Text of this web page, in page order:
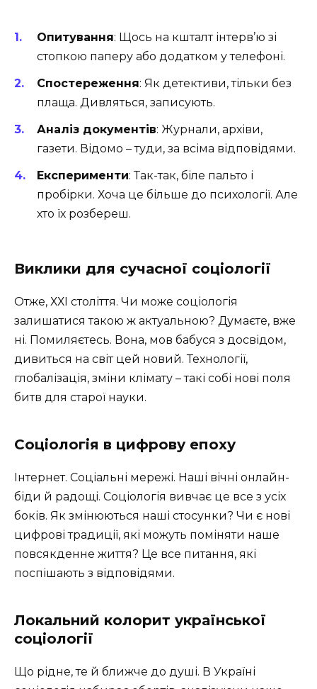
Опитування: Щось на кшталт інтерв’ю зі
стопкою паперу або додатком у телефоні.
Спостереження: Як детективи, тільки без
плаща. Дивляться, записують.
Аналіз документів: Журнали, архіви,
газети. Відомо – туди, за всіма відповідями.
Експерименти: Так-так, біле пальто і
пробірки. Хоча це більше до психології. Але
хто їх розбереш.
Виклики для сучасної соціології
Отже, ХХІ століття. Чи може соціологія
залишатися такою ж актуальною? Думаєте, вже
ні. Помиляєтесь. Вона, мов бабуся з досвідом,
дивиться на світ цей новий. Технології,
глобалізація, зміни клімату – такі собі нові поля
битв для старої науки.
Соціологія в цифрову епоху
Інтернет. Соціальні мережі. Наші вічні онлайн-
біди й радощі. Соціологія вивчає це все з усіх
боків. Як змінюються наші стосунки? Чи є нові
цифрові традиції, які можуть поміняти наше
повсякденне життя? Це все питання, які
поспішають з відповідями.
Локальний колорит української
соціології
Що рідне, те й ближче до душі. В Україні